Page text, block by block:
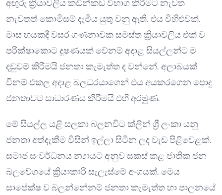
අඟුරු ක්‍රියාවලිය කඩින්කඩ විභාග කිරීමට නැවත
නැවතත් කොමිසම් දැමිය යුතු වනු ඇති. එය විහිළුවක්.
මාස හයකදී වසර ගණනාවක සමස්ත ක්‍රියාවලිය එක් ව
පරීක්ෂාකොට දූෂණයක් වේනම් අදාළ සියල්ලන්ට ම
දඩුවම් කිරීමයි ජනතා කැමැත්ත ද වන්නේ. අලාබයක්
වීනම් එකල අදාළ බලධරයාගෙන් එය අයකරගෙන පොදු
ජනතාවට සාධාරණය කිරීමයි එහි අරමුණ.
මේ සියල්ල යළි සලකා බලනවිට ක්ලීන් ශ්‍රී ලංකා යනු
ජනතා අත්දැකීම විසින් ඉල්ලා සිටින ලද වැඩ පිළිවෙළක්.
සමාජ සංවර්ධනය න්‍යායට අනුව සකස් කළ ජාතික ජන
බලවේගයේ ක්‍රියාකාරි සැලැස්මේ අංගයක්. මෙය
සාපේක්ෂ ව බලන්නේනම් ජනතා කැමැත්ත හා පාලනයේ